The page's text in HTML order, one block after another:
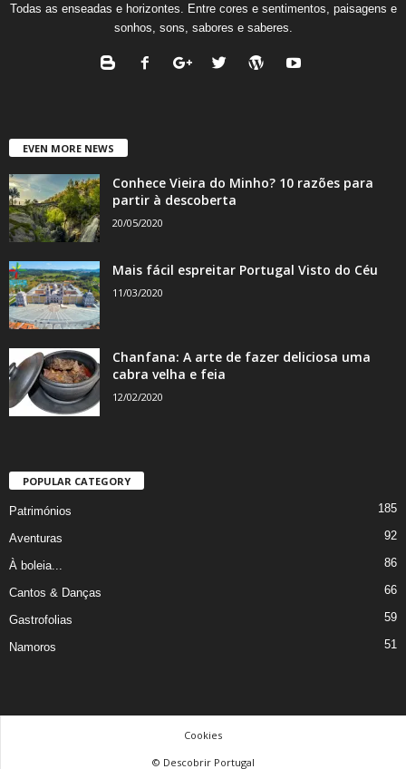
Todas as enseadas e horizontes. Entre cores e sentimentos, paisagens e
sonhos, sons, sabores e saberes.
EVEN MORE NEWS
Conhece Vieira do Minho? 10 razões para
partir à descoberta
20/05/2020
Mais fácil espreitar Portugal Visto do Céu
11/03/2020
Chanfana: A arte de fazer deliciosa uma
cabra velha e feia
12/02/2020
POPULAR CATEGORY
Patrimónios 185
Aventuras 92
À boleia... 86
Cantos & Danças 66
Gastrofolias 59
Namoros 51
Cookies
© Descobrir Portugal